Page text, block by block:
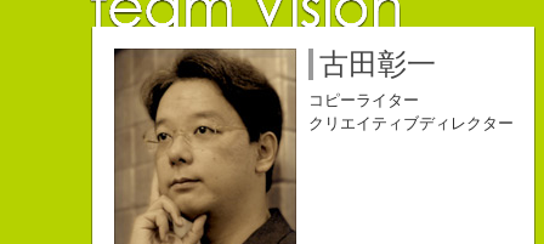
佐藤延夫
コピーライター
保持壮太郎
コピーライター
小山佳奈
コピーライター
中村直史
コピーライター
江口順也
コピーライター
名雪祐平
コピーライター
クリエイティブディレクター
古田彰一
コピーライター
クリエイティブディレクター